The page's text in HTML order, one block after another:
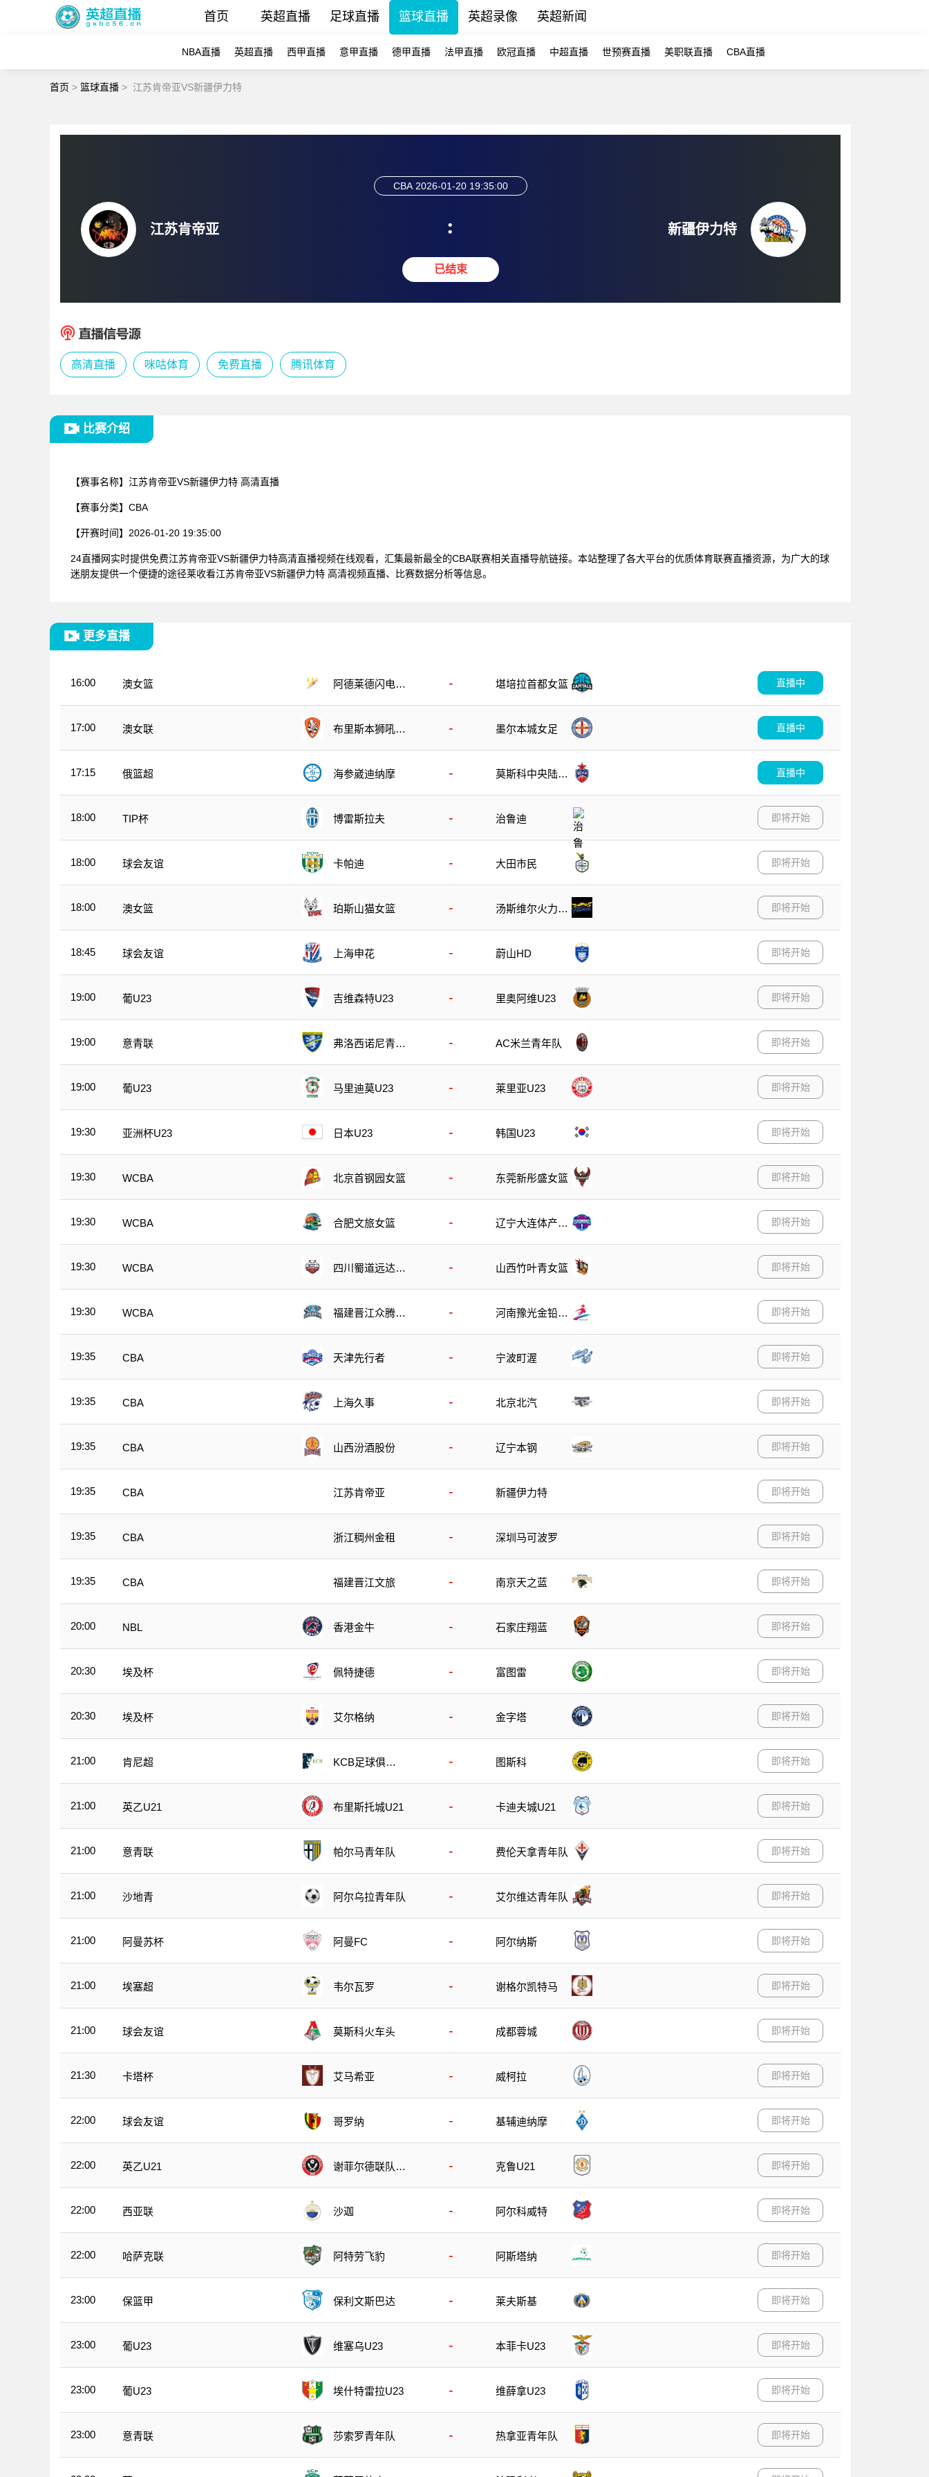
首页 英超直播 足球直播 篮球直播 英超录像 英超新闻
NBA直播 英超直播 西甲直播 意甲直播 德甲直播 法甲直播 欧冠直播 中超直播 世预赛直播 美职联直播 CBA直播
首页 > 篮球直播 > 江苏肯帝亚VS新疆伊力特
江苏肯帝亚
CBA 2026-01-20 19:35:00
:
已结束
新疆伊力特
高清直播 咪咕体育 免费直播 腾讯体育
比赛介绍
【赛事名称】 江苏肯帝亚VS新疆伊力特 高清直播
【赛事分类】 CBA
【开赛时间】 2026-01-20 19:35:00
24直播网实时提供免费江苏肯帝亚VS新疆伊力特高清直播视频在线观看，汇集最新最全的CBA联赛相关直播导航链接。本站整理了各大平台的优质体育联赛直播资源，为广大的球
迷朋友提供一个便捷的途径莱收看江苏肯帝亚VS新疆伊力特 高清视频直播、比赛数据分析等信息。
更多直播
16:00 澳女篮
阿德莱德闪电女
- 堪培拉首都女篮 直播中
17:00 澳女联
布里斯本狮吼女
- 墨尔本城女足 直播中
17:15 俄篮超 海参崴迪纳摩 -
莫斯科中央陆军
直播中
18:00 TIP杯 博雷斯拉夫 - 治鲁迪 即将开始
18:00 球会友谊 卡帕迪 - 大田市民 即将开始
18:00 澳女篮 珀斯山猫女篮 -
汤斯维尔火力女
即将开始
18:45 球会友谊 上海申花 - 蔚山HD 即将开始
19:00 葡U23 吉维森特U23 - 里奥阿维U23 即将开始
19:00 意青联
弗洛西诺尼青年
- AC米兰青年队 即将开始
19:00 葡U23 马里迪莫U23 - 莱里亚U23 即将开始
19:30 亚洲杯U23 日本U23 - 韩国U23 即将开始
19:30 WCBA 北京首钢园女篮 - 东莞新彤盛女篮 即将开始
19:30 WCBA 合肥文旅女篮 -
辽宁大连体产女
即将开始
19:30 WCBA
四川蜀道远达女
- 山西竹叶青女篮 即将开始
19:30 WCBA
福建晋江众腾女
-
河南豫光金铅女
即将开始
19:35 CBA 天津先行者 - 宁波町渥 即将开始
19:35 CBA 上海久事 - 北京北汽 即将开始
19:35 CBA 山西汾酒股份 - 辽宁本钢 即将开始
19:35 CBA 江苏肯帝亚 - 新疆伊力特 即将开始
19:35 CBA 浙江稠州金租 - 深圳马可波罗 即将开始
19:35 CBA 福建晋江文旅 - 南京天之蓝 即将开始
20:00 NBL 香港金牛 - 石家庄翔蓝 即将开始
20:30 埃及杯 佩特捷德 - 富图雷 即将开始
20:30 埃及杯 艾尔格纳 - 金字塔 即将开始
21:00 肯尼超
KCB足球俱乐
- 图斯科 即将开始
21:00 英乙U21 布里斯托城U21 - 卡迪夫城U21 即将开始
21:00 意青联 帕尔马青年队 - 费伦天拿青年队 即将开始
21:00 沙地青 阿尔乌拉青年队 - 艾尔维达青年队 即将开始
21:00 阿曼苏杯 阿曼FC - 阿尔纳斯 即将开始
21:00 埃塞超 韦尔瓦罗 - 谢格尔凯特马 即将开始
21:00 球会友谊 莫斯科火车头 - 成都蓉城 即将开始
21:30 卡塔杯 艾马希亚 - 威柯拉 即将开始
22:00 球会友谊 哥罗纳 - 基辅迪纳摩 即将开始
22:00 英乙U21
谢菲尔德联队U
- 克鲁U21 即将开始
22:00 西亚联 沙迦 - 阿尔科威特 即将开始
22:00 哈萨克联 阿特劳飞豹 - 阿斯塔纳 即将开始
23:00 保篮甲 保利文斯巴达 - 莱夫斯基 即将开始
23:00 葡U23 维塞乌U23 - 本菲卡U23 即将开始
23:00 葡U23 埃什特雷拉U23 - 维薛拿U23 即将开始
23:00 意青联 莎索罗青年队 - 热拿亚青年队 即将开始